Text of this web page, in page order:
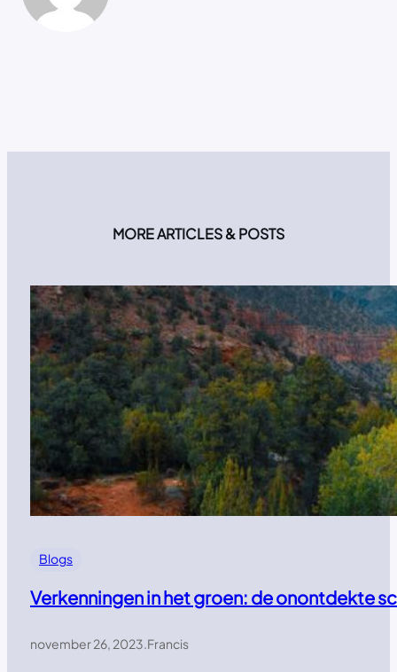
MORE ARTICLES & POSTS
Blogs
Verkenningen in het groen: de onontdekte
november 26, 2023.Francis